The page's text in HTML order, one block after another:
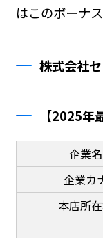
はこのボーナ
株式会社
【2025年
企業名
企業カ
本店所